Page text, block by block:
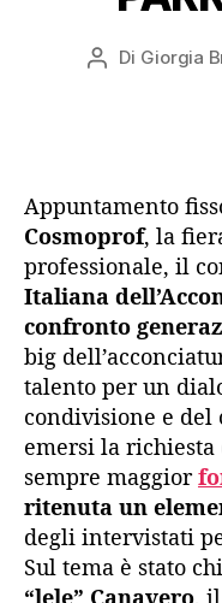
Autore
Di Giorgia
Appuntamento
Cosmoprof, la
professionale, il
Italiana
confronto
big
talento per un
condivisione e
emersi la
sempre maggior
ritenuta un
degli intervistati
Sul tema è stato
“lele” Canavero,